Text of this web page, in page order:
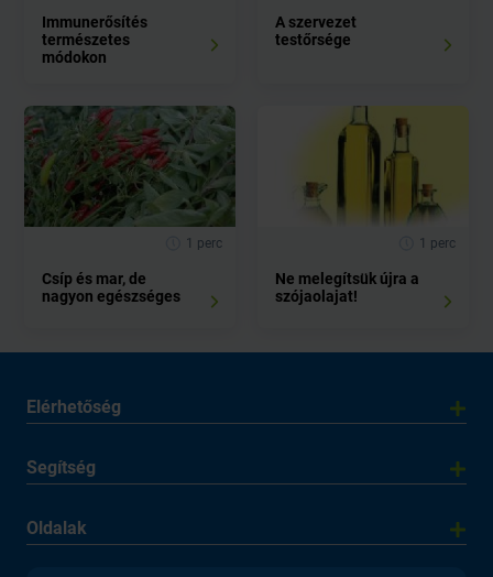
Immunerősítés
természetes
módokon
A szervezet
testőrsége
1 perc
Csíp és mar, de
nagyon egészséges
1 perc
Ne melegítsük újra a
szójaolajat!
Elérhetőség
Segítség
Oldalak